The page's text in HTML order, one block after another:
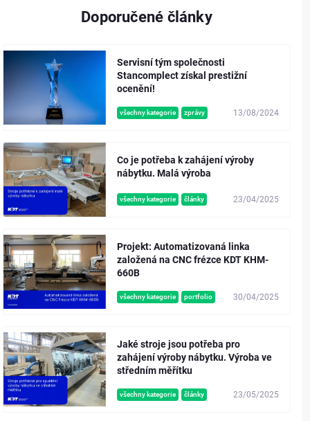
Doporučené články
všechny kategorie zprávy 13/08/2024
Servisní tým společnosti
Stancomplect získal prestižní
ocenění!
všechny kategorie články 23/04/2025
Co je potřeba k zahájení výroby
nábytku. Malá výroba
všechny kategorie portfolio 30/04/2025
Projekt: Automatizovaná linka
založená na CNC frézce KDT KHM-
660B
všechny kategorie články 23/05/2025
Jaké stroje jsou potřeba pro
zahájení výroby nábytku. Výroba ve
středním měřítku